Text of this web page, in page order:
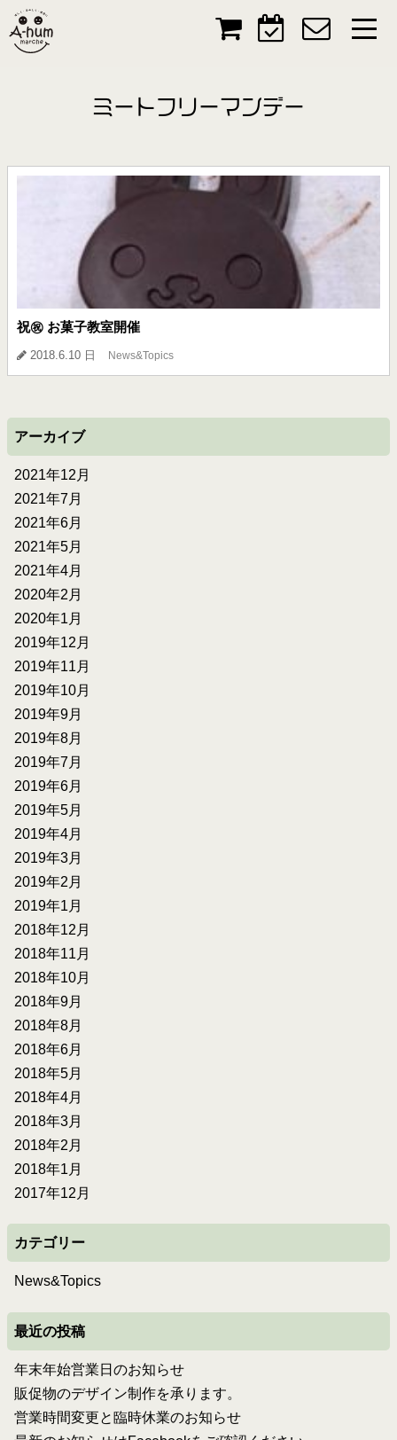
ミートフリーマンデー
祝㊗️ お菓子教室開催
2018.6.10 日 News&Topics
アーカイブ
2021年12月
2021年7月
2021年6月
2021年5月
2021年4月
2020年2月
2020年1月
2019年12月
2019年11月
2019年10月
2019年9月
2019年8月
2019年7月
2019年6月
2019年5月
2019年4月
2019年3月
2019年2月
2019年1月
2018年12月
2018年11月
2018年10月
2018年9月
2018年8月
2018年6月
2018年5月
2018年4月
2018年3月
2018年2月
2018年1月
2017年12月
カテゴリー
News&Topics
最近の投稿
年末年始営業日のお知らせ
販促物のデザイン制作を承ります。
営業時間変更と臨時休業のお知らせ